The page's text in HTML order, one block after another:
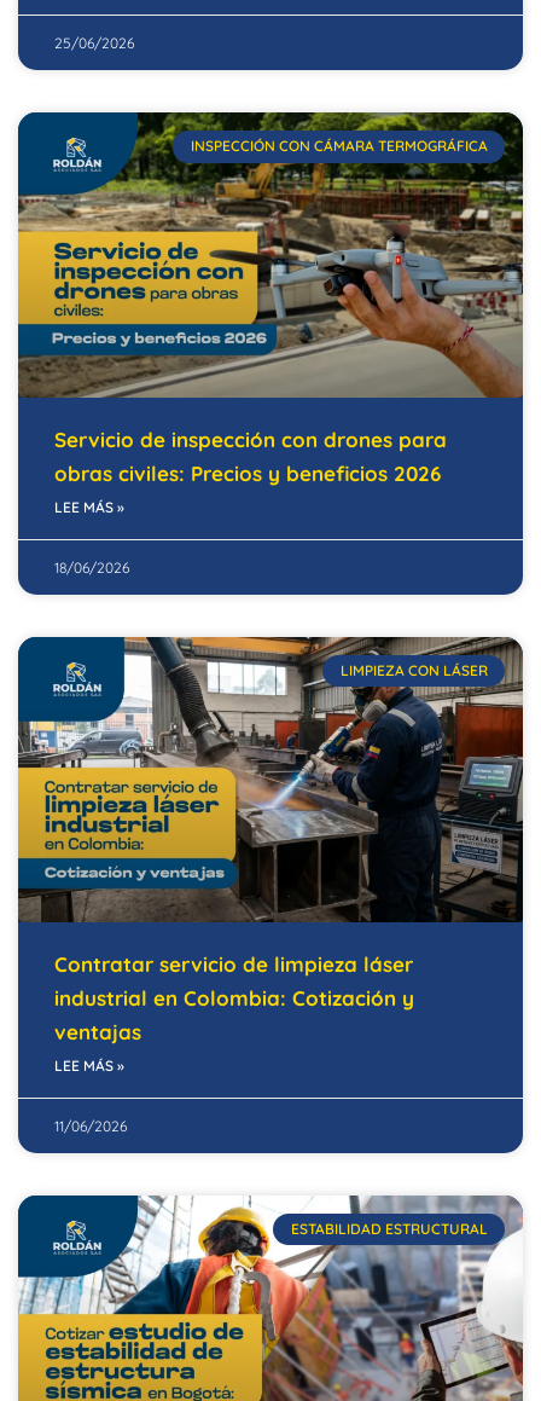
25/06/2026
INSPECCIÓN CON CÁMARA TERMOGRÁFICA
Servicio de inspección con drones para
obras civiles: Precios y beneficios 2026
LEE MÁS »
18/06/2026
LIMPIEZA CON LÁSER
Contratar servicio de limpieza láser
industrial en Colombia: Cotización y
ventajas
LEE MÁS »
11/06/2026
ESTABILIDAD ESTRUCTURAL